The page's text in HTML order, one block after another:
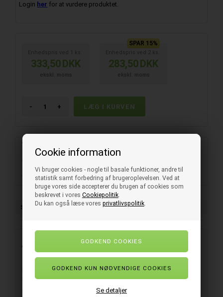
Cookie information
Vi bruger cookies - nogle til basale funktioner, andre til
statistik samt forbedring af brugeroplevelsen. Ved at
bruge vores side accepterer du brugen af cookies som
beskrevet i vores Cookiepolitik.
Du kan også læse vores privatlivspolitik.
Se detaljer
Login her for at vurdere produktet.
333,50DKK
SPAR 15%
283,50DKK
- +
Varenummer:
Vådservietter med duft af citron
Salgsenhed 1 ks. (à 1000 stk.)
Praktiske vådservietter med en behagelig duft af citron, der
giver en ren og opfrisket følelse med det samme. Hver serviet
er enkeltpakket, hvilket gør den nem at have med på farten.